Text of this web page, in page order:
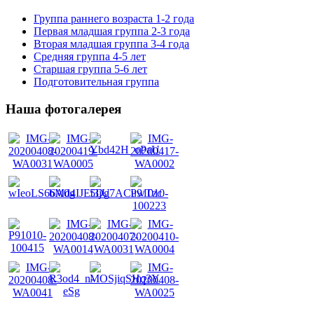
Группа раннего возраста 1-2 года
Первая младшая группа 2-3 года
Вторая младшая группа 3-4 года
Средняя группа 4-5 лет
Старшая группа 5-6 лет
Подготовительная группа
Наша фотогалерея